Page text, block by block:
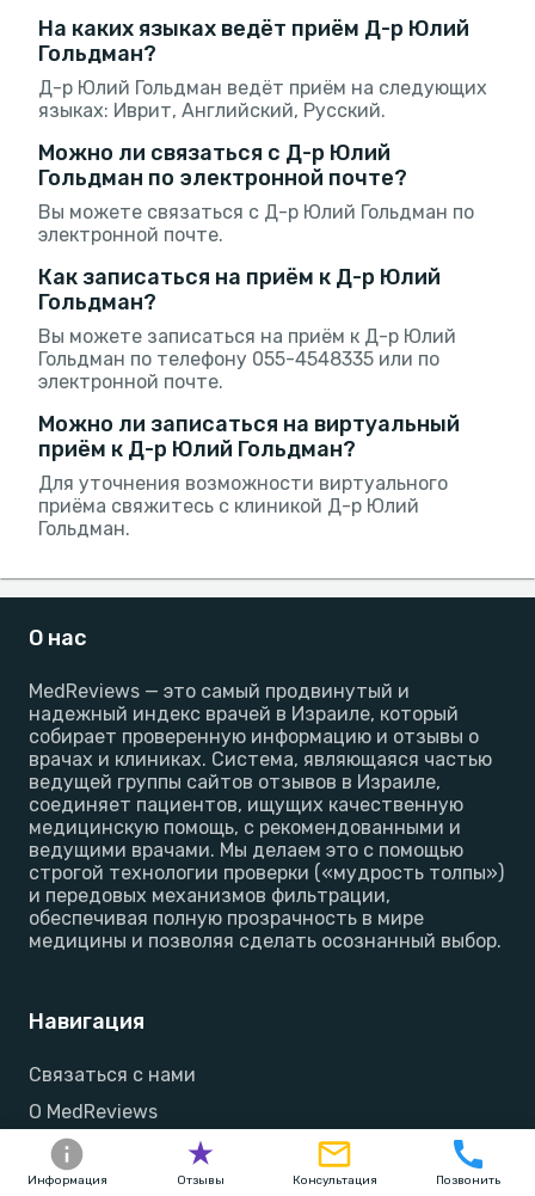
На каких языках ведёт приём Д-р Юлий
Гольдман?
Д-р Юлий Гольдман ведёт приём на следующих
языках: Иврит, Английский, Русский.
Можно ли связаться с Д-р Юлий
Гольдман по электронной почте?
Вы можете связаться с Д-р Юлий Гольдман по
электронной почте.
Как записаться на приём к Д-р Юлий
Гольдман?
Вы можете записаться на приём к Д-р Юлий
Гольдман по телефону 055-4548335 или по
электронной почте.
Можно ли записаться на виртуальный
приём к Д-р Юлий Гольдман?
Для уточнения возможности виртуального
приёма свяжитесь с клиникой Д-р Юлий
Гольдман.
О нас
MedReviews — это самый продвинутый и
надежный индекс врачей в Израиле, который
собирает проверенную информацию и отзывы о
врачах и клиниках. Система, являющаяся частью
ведущей группы сайтов отзывов в Израиле,
соединяет пациентов, ищущих качественную
медицинскую помощь, с рекомендованными и
ведущими врачами. Мы делаем это с помощью
строгой технологии проверки («мудрость толпы»)
и передовых механизмов фильтрации,
обеспечивая полную прозрачность в мире
медицины и позволяя сделать осознанный выбор.
Навигация
Связаться с нами
О MedReviews
Политика конфиденциальности
Условия использования
Информация Отзывы Консультация Позвонить